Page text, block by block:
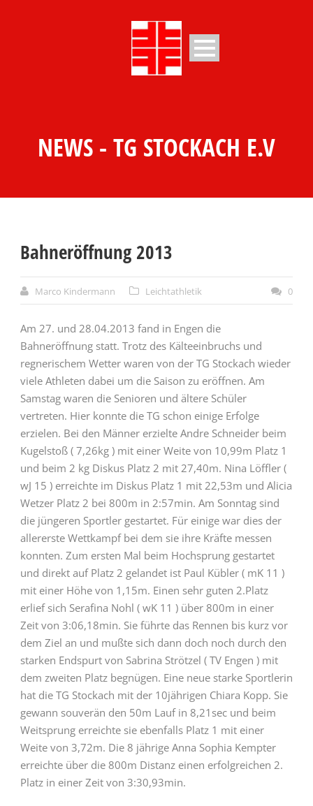
NEWS - TG STOCKACH E.V
Bahneröffnung 2013
Marco Kindermann Leichtathletik 0
Am 27. und 28.04.2013 fand in Engen die
Bahneröffnung statt. Trotz des Kälteeinbruchs und
regnerischem Wetter waren von der TG Stockach wieder
viele Athleten dabei um die Saison zu eröffnen. Am
Samstag waren die Senioren und ältere Schüler
vertreten. Hier konnte die TG schon einige Erfolge
erzielen. Bei den Männer erzielte Andre Schneider beim
Kugelstoß ( 7,26kg ) mit einer Weite von 10,99m Platz 1
und beim 2 kg Diskus Platz 2 mit 27,40m. Nina Löffler (
wJ 15 ) erreichte im Diskus Platz 1 mit 22,53m und Alicia
Wetzer Platz 2 bei 800m in 2:57min. Am Sonntag sind
die jüngeren Sportler gestartet. Für einige war dies der
allererste Wettkampf bei dem sie ihre Kräfte messen
konnten. Zum ersten Mal beim Hochsprung gestartet
und direkt auf Platz 2 gelandet ist Paul Kübler ( mK 11 )
mit einer Höhe von 1,15m. Einen sehr guten 2.Platz
erlief sich Serafina Nohl ( wK 11 ) über 800m in einer
Zeit von 3:06,18min. Sie führte das Rennen bis kurz vor
dem Ziel an und mußte sich dann doch noch durch den
starken Endspurt von Sabrina Strötzel ( TV Engen ) mit
dem zweiten Platz begnügen. Eine neue starke Sportlerin
hat die TG Stockach mit der 10jährigen Chiara Kopp. Sie
gewann souverän den 50m Lauf in 8,21sec und beim
Weitsprung erreichte sie ebenfalls Platz 1 mit einer
Weite von 3,72m. Die 8 jährige Anna Sophia Kempter
erreichte über die 800m Distanz einen erfolgreichen 2.
Platz in einer Zeit von 3:30,93min.